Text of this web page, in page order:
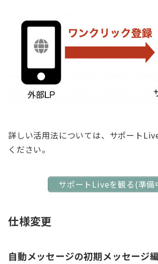
詳しい活用法については、サポート
ください。
サポートLiveを観る(準備
仕様変更
自動メッセージの初期メッセージ